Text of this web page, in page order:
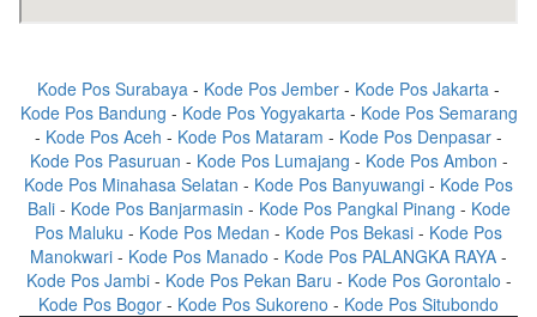
Kode Pos Surabaya - Kode Pos Jember - Kode Pos Jakarta -
Kode Pos Bandung - Kode Pos Yogyakarta- Kode Pos Semarang
- Kode Pos Aceh - Kode Pos Mataram - Kode Pos Denpasar -
Kode Pos Pasuruan - Kode Pos Lumajang - Kode Pos Ambon -
Kode Pos Minahasa Selatan - Kode Pos Banyuwangi - Kode Pos
Bali- Kode Pos Banjarmasin - Kode Pos Pangkal Pinang - Kode
Pos Maluku - Kode Pos Medan - Kode Pos Bekasi - Kode Pos
Manokwari - Kode Pos Manado - Kode Pos PALANGKA RAYA -
Kode Pos Jambi- Kode Pos Pekan Baru - Kode Pos Gorontalo -
Kode Pos Bogor - Kode Pos Sukoreno - Kode Pos Situbondo